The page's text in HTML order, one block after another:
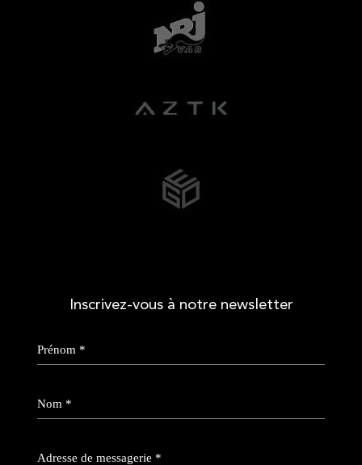
Inscrivez-vous à notre newsletter
Prénom *
Nom *
Adresse de messagerie *